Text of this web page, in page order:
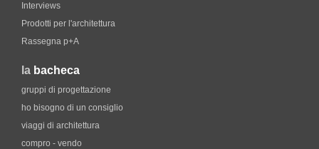
Interviews
Prodotti per l'architettura
Rassegna p+A
la bacheca
gruppi di progettazione
ho bisogno di un consiglio
viaggi di architettura
compro - vendo